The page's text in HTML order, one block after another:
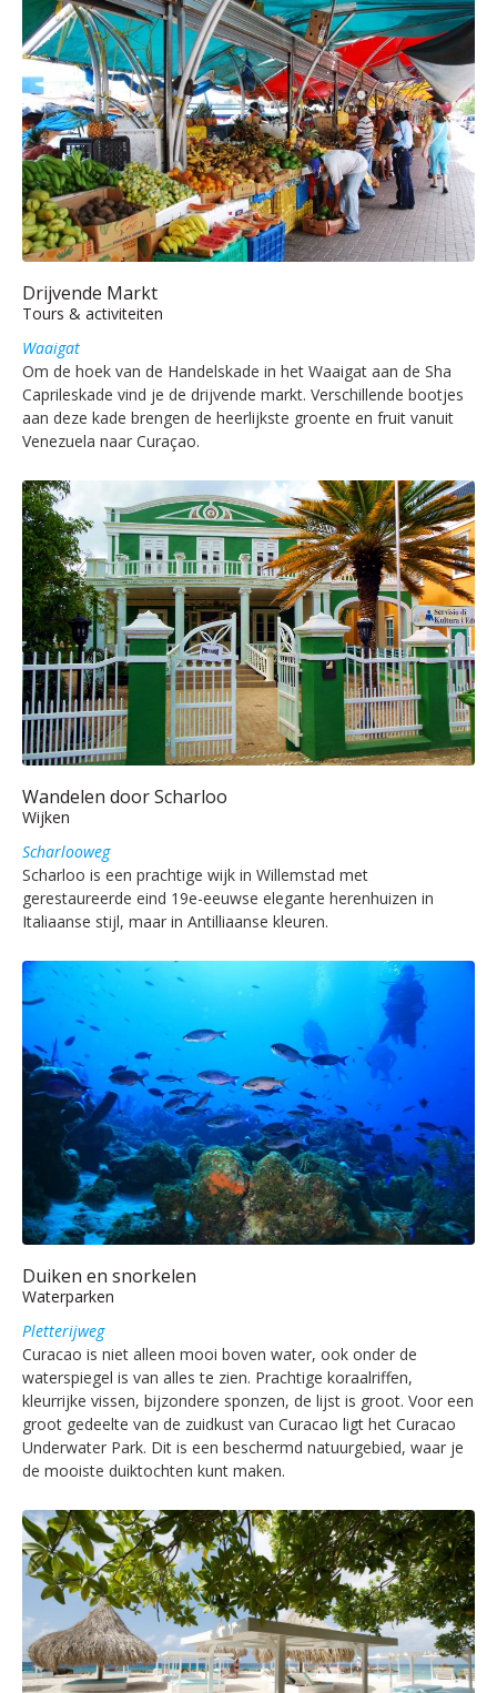
Drijvende Markt
Tours & activiteiten
Waaigat
Om de hoek van de Handelskade in het Waaigat aan de Sha
Caprileskade vind je de drijvende markt. Verschillende bootjes
aan deze kade brengen de heerlijkste groente en fruit vanuit
Venezuela naar Curaçao.
Wandelen door Scharloo
Wijken
Scharlooweg
Scharloo is een prachtige wijk in Willemstad met
gerestaureerde eind 19e-eeuwse elegante herenhuizen in
Italiaanse stijl, maar in Antilliaanse kleuren.
Duiken en snorkelen
Waterparken
Pletterijweg
Curacao is niet alleen mooi boven water, ook onder de
waterspiegel is van alles te zien. Prachtige koraalriffen,
kleurrijke vissen, bijzondere sponzen, de lijst is groot. Voor een
groot gedeelte van de zuidkust van Curacao ligt het Curacao
Underwater Park. Dit is een beschermd natuurgebied, waar je
de mooiste duiktochten kunt maken.